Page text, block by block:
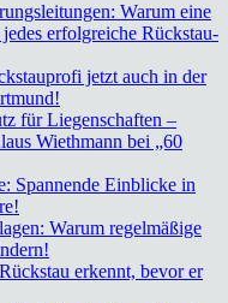
War­um eine
erfolg­rei­che Rückstau­
jetzt auch in der
für Lie­gen­schaf­ten –
Wieth­mann bei „60
Span­nen­de Ein­bli­cke in
War­um regel­mä­ßi­ge
erkennt, bevor er